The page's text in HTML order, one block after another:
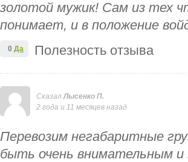
золотой мужик! Сам из тех
понимает, и в положение
Полезность отзыва
0 Да
СказалЛысенко П.
2 года и 11 месяцев назад
Перевозим негабаритные
быть очень внимательным